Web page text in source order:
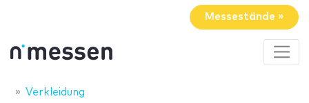
Messestände »
Verkleidung